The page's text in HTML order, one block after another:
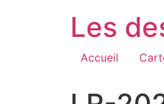
Les
Accueil